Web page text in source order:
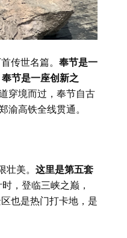
传世名篇。 奉节是一
奉节是一座创新之
穿境而过，奉节自古
渝高铁全线贯通。
美。 这里是第五套
，登临三峡之巅，
也是热门打卡地，是